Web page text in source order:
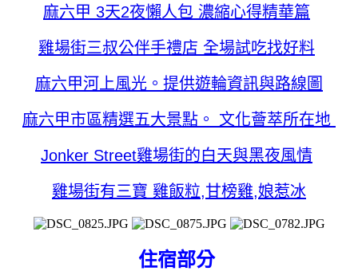
麻六甲 3天2夜懶人包 濃縮心得精華篇
雞場街三叔公伴手禮店 全場試吃找好料
麻六甲河上風光。提供遊輪資訊與路線圖
麻六甲市區精選五大景點。 文化薈萃所在地
Jonker Street雞場街的白天與黑夜風情
雞場街有三寶 雞飯粒,甘榜雞,娘惹冰
住宿部分